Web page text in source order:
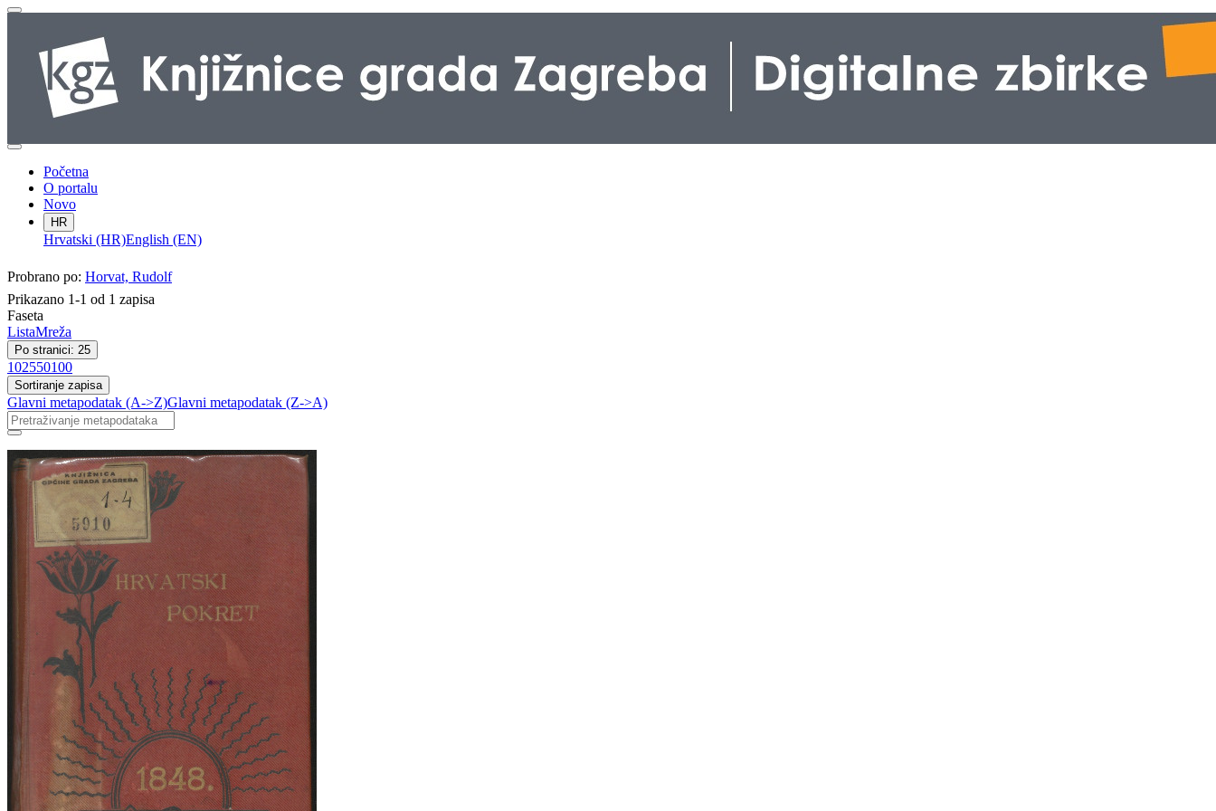
Početna
O portalu
Novo
HR
Hrvatski (HR)English (EN)
Probrano po: Horvat, Rudolf
Prikazano 1-1 od 1 zapisa
Faseta
ListaMreža
Po stranici: 25
102550100
Sortiranje zapisa
Glavni metapodatak (A->Z)Glavni metapodatak (Z->A)